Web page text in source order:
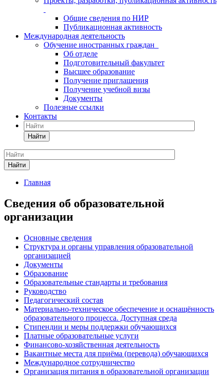
Общие сведения по НИР
Публикационная активность
Международная деятельность
Обучение иностранных граждан
Об отделе
Подготовительный факультет
Высшее образование
Получение приглашения
Получение учебной визы
Документы
Полезные ссылки
Контакты
Найти
Найти
Главная
Сведения об образовательной
организации
Основные сведения
Структура и органы управления образовательной
организацией
Документы
Образование
Образовательные стандарты и требования
Руководство
Педагогический состав
Материально-техническое обеспечение и оснащённость
образовательного процесса. Доступная среда
Стипендии и меры поддержки обучающихся
Платные образовательные услуги
Финансово-хозяйственная деятельность
Вакантные места для приёма (перевода) обучающихся
Международное сотрудничество
Организация питания в образовательной организации